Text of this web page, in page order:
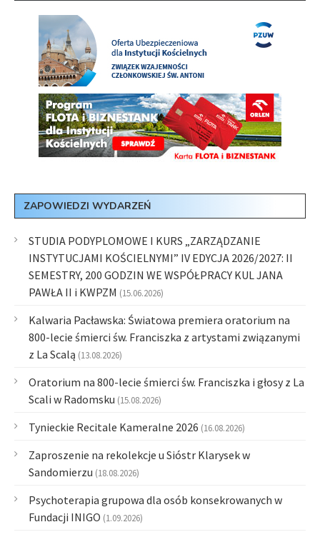
ZAPOWIEDZI WYDARZEŃ
STUDIA PODYPLOMOWE I KURS „ZARZĄDZANIE
INSTYTUCJAMI KOŚCIELNYMI” IV EDYCJA 2026/2027: II
SEMESTRY, 200 GODZIN WE WSPÓŁPRACY KUL JANA
PAWŁA II i KWPZM (15.06.2026)
Kalwaria Pacławska: Światowa premiera oratorium na
800-lecie śmierci św. Franciszka z artystami związanymi
z La Scalą (13.08.2026)
Oratorium na 800-lecie śmierci św. Franciszka i głosy z La
Scali w Radomsku (15.08.2026)
Tynieckie Recitale Kameralne 2026 (16.08.2026)
Zaproszenie na rekolekcje u Sióstr Klarysek w
Sandomierzu (18.08.2026)
Psychoterapia grupowa dla osób konsekrowanych w
Fundacji INIGO (1.09.2026)